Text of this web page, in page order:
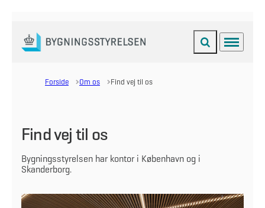
Gå til forsiden Fold søgefelt ud
Menu
Forside Om os Find vej til os
Find vej til os
Bygningsstyrelsen har kontor i København og i
Skanderborg.